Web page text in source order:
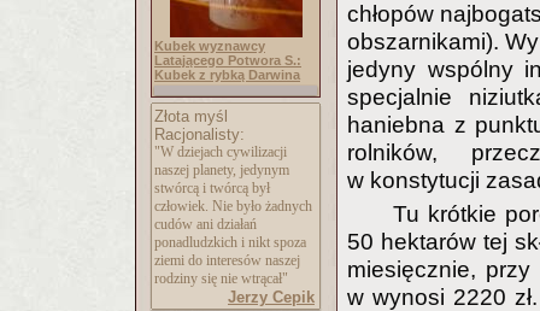
Kubek wyznawcy
Latającego Potwora S.:
Kubek z rybką Darwina
Złota myśl
Racjonalisty:
"W dziejach cywilizacji
naszej planety, jedynym
stwórcą i twórcą był
człowiek. Nie było żadnych
cudów ani działań
ponadludzkich i nikt spoza
ziemi do interesów naszej
rodziny się nie wtrącał"
Jerzy Cepik
chłopów
obszarnikami).
jedyny wspólny
specjalnie
haniebna z
rolników,
w konstytucji
Tu krótkie
50 hektarów tej
miesięcznie,
w wynosi 2220